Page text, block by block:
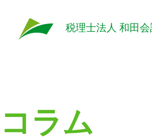
税理士法人 和田
コラム